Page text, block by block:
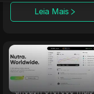
suporta campanhas
em mais de 100
Leia Mais
dr.cash
Com 6 anos de
experiência, a
dr.cash oferece mais